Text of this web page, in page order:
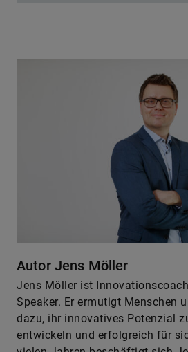
Autor Jens Möller
Jens Möller ist
Speaker. Er ermutigt Menschen
dazu, ihr innovatives Potenzial
entwickeln und erfolgreich für